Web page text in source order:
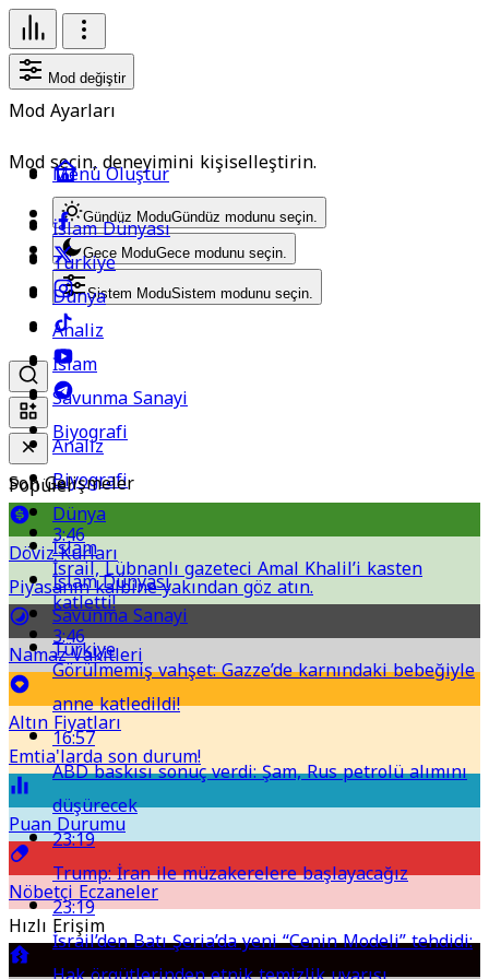
Mod değiştir
Mod Ayarları
Mod seçin, deneyimini kişiselleştirin.
Gündüz ModuGündüz modunu seçin.
Gece ModuGece modunu seçin.
Sistem ModuSistem modunu seçin.
Popüler
Döviz Kurları
Piyasanın kalbine yakından göz atın.
Namaz Vakitleri
Altın Fiyatları
Emtia'larda son durum!
Puan Durumu
Nöbetçi Eczaneler
Hızlı Erişim
Menü Oluştur
Analiz
Biyografi
Dünya
İslam
İslam Dünyası
Savunma Sanayi
Türkiye
İslam Dünyası
Türkiye
Dünya
Analiz
İslam
Savunma Sanayi
Biyografi
Son Gelişmeler
3:46
İsrail, Lübnanlı gazeteci Amal Khalil’i kasten
katletti!
3:46
Görülmemiş vahşet: Gazze’de karnındaki bebeğiyle
anne katledildi!
16:57
ABD baskısı sonuç verdi: Şam, Rus petrolü alımını
düşürecek
23:19
Trump: İran ile müzakerelere başlayacağız
23:19
İsrail’den Batı Şeria’da yeni “Cenin Modeli” tehdidi: